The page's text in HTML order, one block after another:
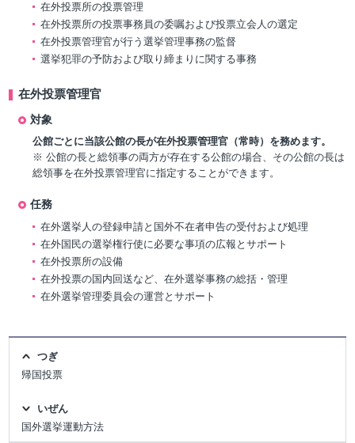
在外投票所の投票管理
在外投票所の投票事務員の委嘱および投票立会人の選定
在外投票管理官が行う選挙管理事務の監督
選挙犯罪の予防および取り締まりに関する事務
在外投票管理官
対象
公館ごとに当該公館の長が在外投票管理官（常時）を務めます。
※ 公館の長と総領事の両方が存在する公館の場合、その公館の長は
総領事を在外投票管理官に指定することができます。
任務
在外選挙人の登録申請と国外不在者申告の受付および処理
在外国民の選挙権行使に必要な事項の広報とサポート
在外投票所の設備
在外投票の国内回送など、在外選挙事務の総括・管理
在外選挙管理委員会の運営とサポート
つぎ
帰国投票
いぜん
国外選挙運動方法